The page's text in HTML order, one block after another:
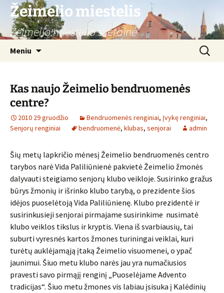
Žeimelio miestelis
Žeimelio miestelio svetainė
Meniu Ieškoti:
Kas naujo Žeimelio bendruomenės
centre?
2010 29 gruodžio Bendruomenės renginiai, Įvykę renginiai,
Senjorų renginiai
bendruomenė, klubas, senjorai admin
Šių metų lapkričio mėnesį Žeimelio bendruomenės centro
tarybos narė Vida Paliliūnienė pakvietė Žeimelio žmonės
dalyvauti steigiamo senjorų klubo veikloje. Susirinko gražus
būrys žmonių ir išrinko klubo tarybą, o prezidente šios
idėjos puoselėtoją Vida Paliliūnienę. Klubo prezidentė ir
susirinkusieji senjorai pirmajame susirinkime nusimatė
klubo veiklos tikslus ir kryptis. Viena iš svarbiausių, tai
suburti vyresnės kartos žmones turiningai veiklai, kuri
turėtų auklėjamąją įtaką Žeimelio visuomenei, o ypač
jaunimui. Šiuo metu klubo narės jau yra numačiusios
pravesti savo pirmąjį renginį „Puoselėjame Advento
tradicijas“. Šiuo metu žmones vis labiau įsisuka į Kalėdinių